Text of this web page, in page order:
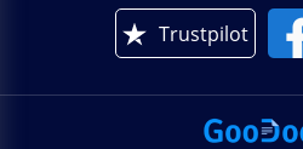
Trustpilot